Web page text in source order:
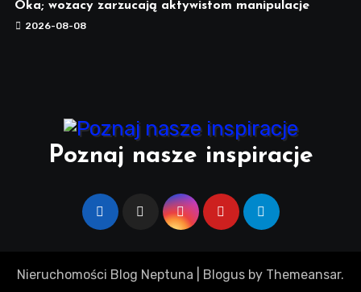
Oka; wozacy zarzucają aktywistom manipulacje
2026-08-08
Poznaj nasze inspiracje
Nieruchomości Blog Neptuna Blogus by Themeansar.